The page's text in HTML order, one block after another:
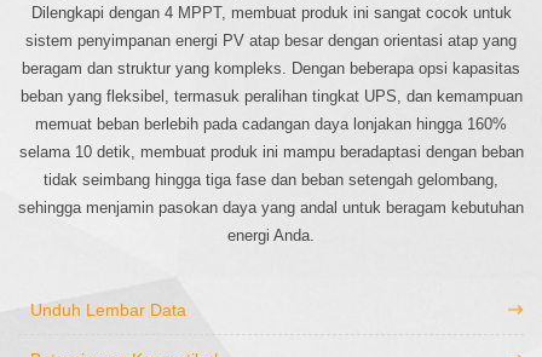
Dilengkapi dengan 4 MPPT, membuat produk ini sangat cocok untuk
sistem penyimpanan energi PV atap besar dengan orientasi atap yang
beragam dan struktur yang kompleks. Dengan beberapa opsi kapasitas
beban yang fleksibel, termasuk peralihan tingkat UPS, dan kemampuan
memuat beban berlebih pada cadangan daya lonjakan hingga 160%
selama 10 detik, membuat produk ini mampu beradaptasi dengan beban
tidak seimbang hingga tiga fase dan beban setengah gelombang,
sehingga menjamin pasokan daya yang andal untuk beragam kebutuhan
energi Anda.
Unduh Lembar Data